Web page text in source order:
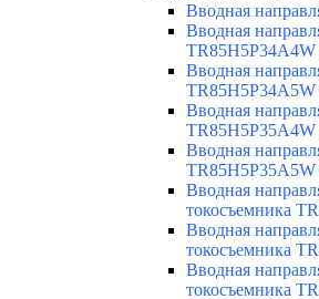
Вводная
Вводная
TR85H5P34A4W
Вводная
TR85H5P34A5W
Вводная
TR85H5P35A4W
Вводная
TR85H5P35A5W
Вводная
токосъемника
Вводная
токосъемника
Вводная
токосъемника